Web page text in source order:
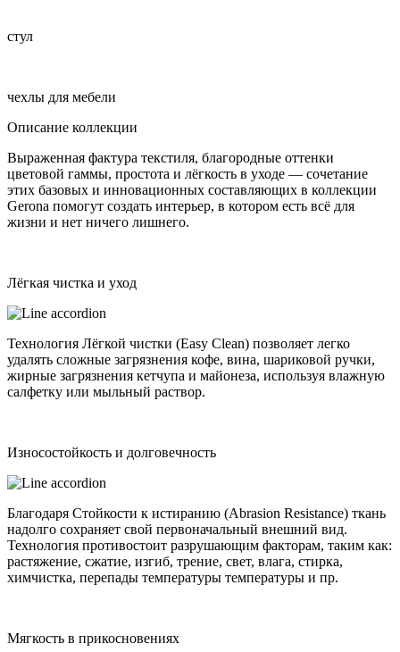
стул
чехлы для мебели
Описание коллекции
Выраженная фактура текстиля, благородные оттенки
цветовой гаммы, простота и лёгкость в уходе — сочетание
этих базовых и инновационных составляющих в коллекции
Gerona помогут создать интерьер, в котором есть всё для
жизни и нет ничего лишнего.
Лёгкая чистка и уход
Технология Лёгкой чистки (Easy Clean) позволяет легко
удалять сложные загрязнения кофе, вина, шариковой ручки,
жирные загрязнения кетчупа и майонеза, используя влажную
салфетку или мыльный раствор.
Износостойкость и долговечность
Благодаря Стойкости к истиранию (Abrasion Resistance) ткань
надолго сохраняет свой первоначальный внешний вид.
Технология противостоит разрушающим факторам, таким как:
растяжение, сжатие, изгиб, трение, свет, влага, стирка,
химчистка, перепады температуры температуры и пр.
Мягкость в прикосновениях